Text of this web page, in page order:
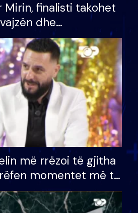
Mirin, finalisti takohet
dhe
S’kemi ndonjë letër
më rrëzoi të gjitha
momentet më të
e BB VIP: Do më
mëngjesit kur…